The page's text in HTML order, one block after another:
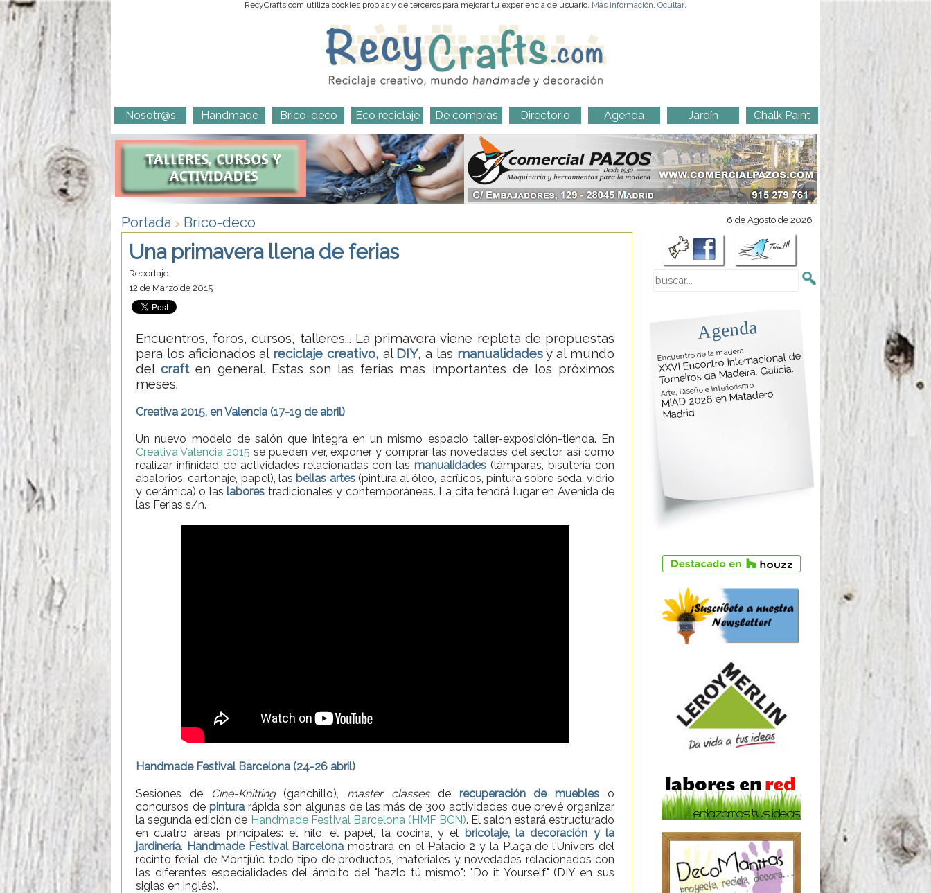
RecyCrafts.com utiliza cookies propias y de terceros para mejorar tu experiencia de usuario. Más información. Ocultar.
Nosotr@s Handmade Brico-deco Eco reciclaje De compras Directorio Agenda Jardín Chalk Paint
Portada > Brico-deco
Una primavera llena de ferias
Reportaje
12 de Marzo de 2015
Encuentros, foros, cursos, talleres... La primavera viene repleta de propuestas
para los aficionados al reciclaje creativo, al DIY, a las manualidadesy al mundo
delcraften general. Estas son las ferias más importantes de los próximos
meses.
Creativa 2015, en Valencia (17-19 de abril)
Un nuevo modelo de salón que integra en un mismo espacio taller-exposición-tienda. En
Creativa Valencia 2015 se pueden ver, exponer y comprar las novedades del sector, así como
realizar infinidad de actividades relacionadas con lasmanualidades (lámparas, bisutería con
abalorios, cartonaje, papel), las bellas artes(pintura al óleo, acrílicos, pintura sobre seda, vidrio
y cerámica) o las labores tradicionales y contemporáneas. La cita tendrá lugar en Avenida de
las Ferias s/n.
Handmade Festival Barcelona (24-26 abril)
Sesiones de Cine-Knitting(ganchillo), master classesde recuperación de muebles o
concursos de pinturarápida son algunas de las más de 300 actividades que prevé organizar
la segunda edición de Handmade Festival Barcelona (HMF BCN). El salón estará estructurado
en cuatro áreas principales: el hilo, el papel, la cocina, y el bricolaje, la decoración y la
jardinería. Handmade Festival Barcelona mostrará en el Palacio 2 y la Plaça de l'Univers del
recinto ferial de Montjuïc todo tipo de productos, materiales y novedades relacionados con
las diferentes especialidades del ámbito del "hazlo tú mismo": "Do it Yourself" (DIY en sus
siglas en inglés).
6 de Agosto de 2026
Agenda
Encuentro de la madera
XXVI Encontro Internacional de
Torneiros da Madeira. Galicia.
Arte, Diseño e Interiorismo
MIAD 2026 en Matadero
Madrid